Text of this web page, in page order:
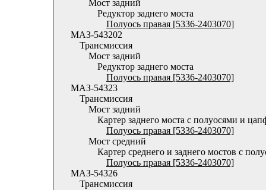
Мост задний
Редуктор заднего моста
Полуось правая [5336-2403070]
МАЗ-543202
Трансмиссия
Мост задний
Редуктор заднего моста
Полуось правая [5336-2403070]
МАЗ-54323
Трансмиссия
Мост задний
Картер заднего моста с полуосями и
Полуось правая [5336-2403070]
Мост средний
Картер среднего и заднего мостов с
Полуось правая [5336-2403070]
МАЗ-54326
Трансмиссия